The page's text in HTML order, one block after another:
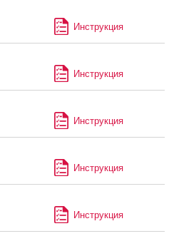
Инструкция
Инструкция
Инструкция
Инструкция
Инструкция